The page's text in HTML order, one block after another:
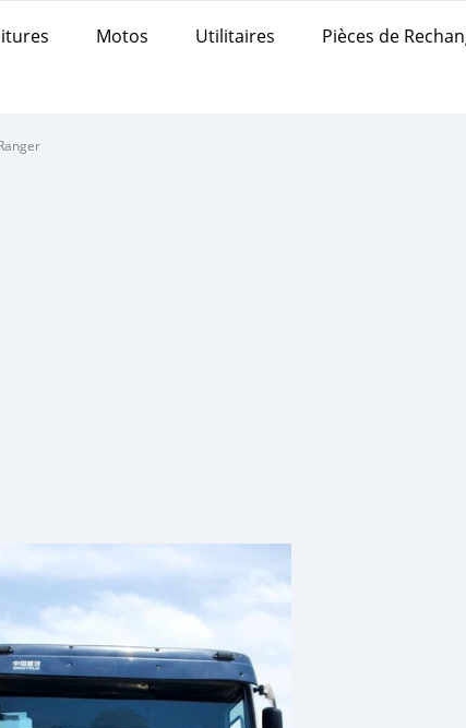
Motos Utilitaires Pièces de